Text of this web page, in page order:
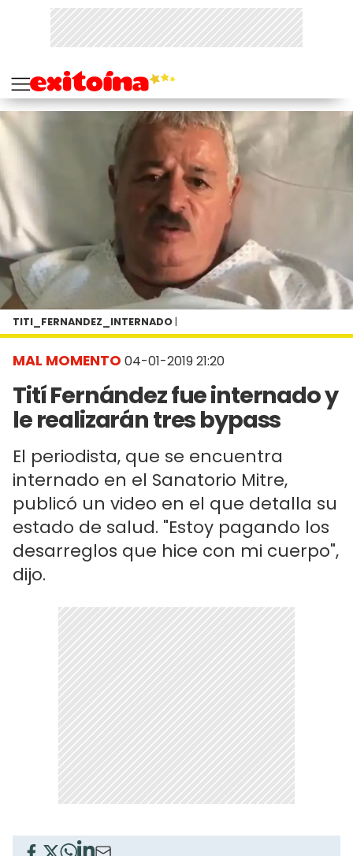
MAL MOMENTO 04-01-2019 21:20
Tití Fernández fue internado y
le realizarán tres bypass
El periodista, que se encuentra
internado en el Sanatorio Mitre,
publicó un video en el que detalla su
estado de salud. "Estoy pagando los
desarreglos que hice con mi cuerpo",
dijo.
TITI_FERNANDEZ_INTERNADO |